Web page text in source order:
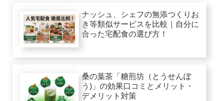
ナッシュ、シェフの無添つくりお
き等類似サービスを比較｜自分に
合った宅配食の選び方！
桑の葉茶「糖煎坊（とうせんぼ
う)」の効果口コミとメリット・
デメリット対策